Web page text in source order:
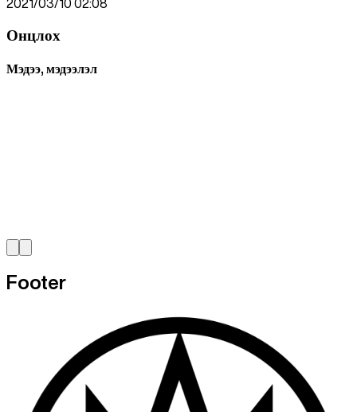
2021/03/10 02:08
Онцлох
Мэдээ, мэдээлэл
Footer